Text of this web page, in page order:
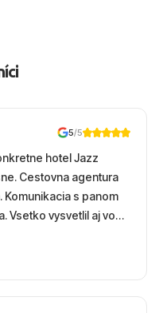
5/5
hotel Jazz
Cestovna agentura
s panom
Vsetko vysvetlil aj vo
Hotel
more,